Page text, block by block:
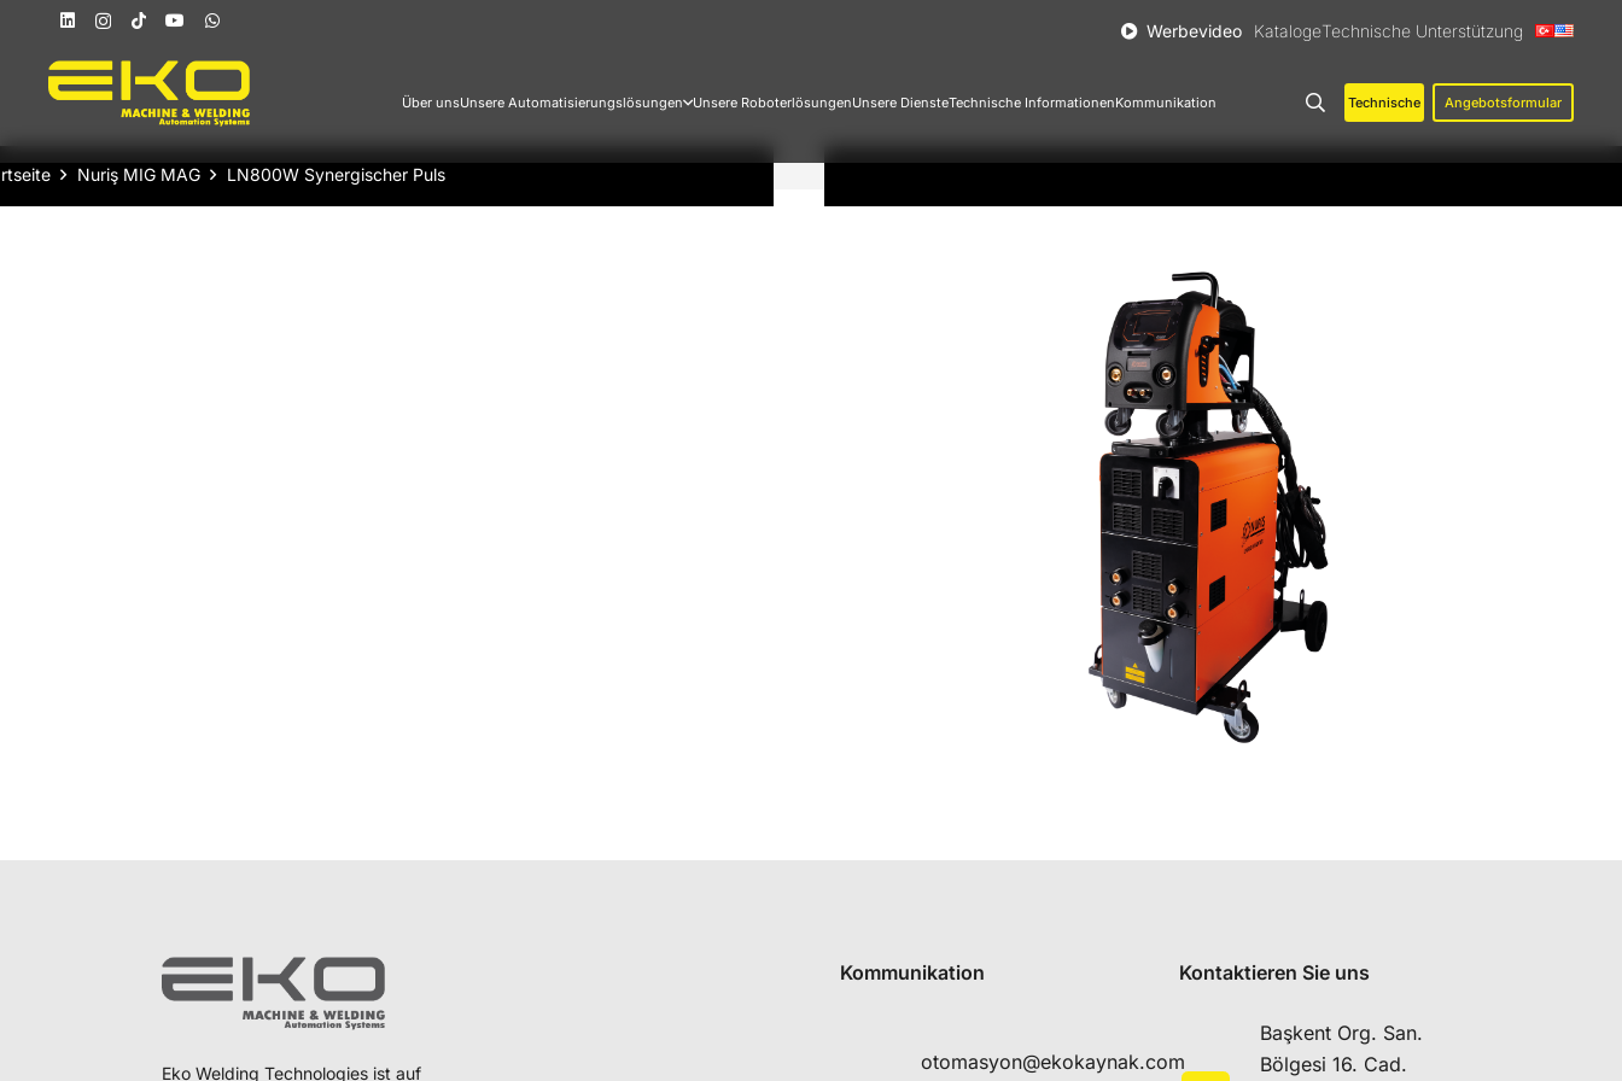
Werbevideo KatalogeTechnische Unterstützung
Über unsUnsere Automatisierungslösungen Unsere RoboterlösungenUnsere DiensteTechnische InformationenKommunikation Technische Angebotsformular
Nuriş MIG MAG LN800W Synergischer Puls
Eko Welding Technologies ist auf
Kommunikation
otomasyon@ekokaynak.com
Kontaktieren Sie uns
Başkent Org. San.
Bölgesi 16. Cad.